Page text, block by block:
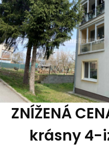
ZNÍŽENÁ
krásny 4-